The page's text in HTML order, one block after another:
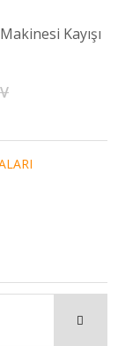
Kayışı